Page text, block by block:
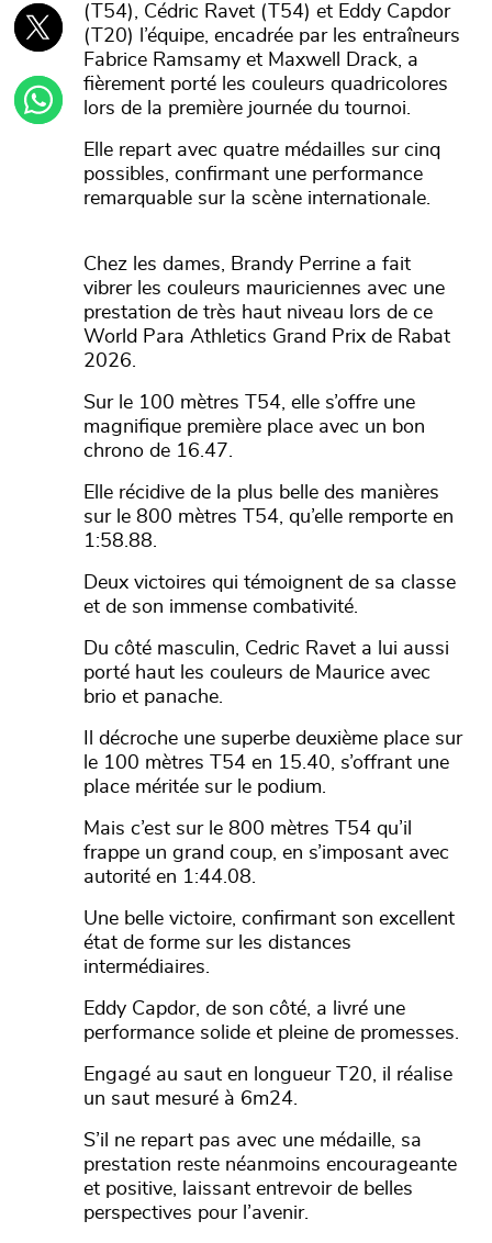
(T54), Cédric Ravet (T54) et Eddy Capdor
(T20) l’équipe, encadrée par les entraîneurs
Fabrice Ramsamy et Maxwell Drack, a
fièrement porté les couleurs quadricolores
lors de la première journée du tournoi.
Elle repart avec quatre médailles sur cinq
possibles, confirmant une performance
remarquable sur la scène internationale.
Chez les dames, Brandy Perrine a fait
vibrer les couleurs mauriciennes avec une
prestation de très haut niveau lors de ce
World Para Athletics Grand Prix de Rabat
2026.
Sur le 100 mètres T54, elle s’offre une
magnifique première place avec un bon
chrono de 16.47.
Elle récidive de la plus belle des manières
sur le 800 mètres T54, qu’elle remporte en
1:58.88.
Deux victoires qui témoignent de sa classe
et de son immense combativité.
Du côté masculin, Cedric Ravet a lui aussi
porté haut les couleurs de Maurice avec
brio et panache.
Il décroche une superbe deuxième place sur
le 100 mètres T54 en 15.40, s’offrant une
place méritée sur le podium.
Mais c’est sur le 800 mètres T54 qu’il
frappe un grand coup, en s’imposant avec
autorité en 1:44.08.
Une belle victoire, confirmant son excellent
état de forme sur les distances
intermédiaires.
Eddy Capdor, de son côté, a livré une
performance solide et pleine de promesses.
Engagé au saut en longueur T20, il réalise
un saut mesuré à 6m24.
S’il ne repart pas avec une médaille, sa
prestation reste néanmoins encourageante
et positive, laissant entrevoir de belles
perspectives pour l’avenir.